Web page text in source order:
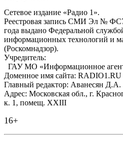
Сетевое издание «Радио 1».
Реестровая запись СМИ Эл №
года выдано Федеральной
информационных технологий и
(Роскомнадзор).
Учредитель:
ГАУ МО «Информационное
Доменное имя сайта: RADIO1.RU
Главный редактор: Аванесян Д.А.
Адрес: Московская обл., г.
к. 1, помещ. XXIII
16+